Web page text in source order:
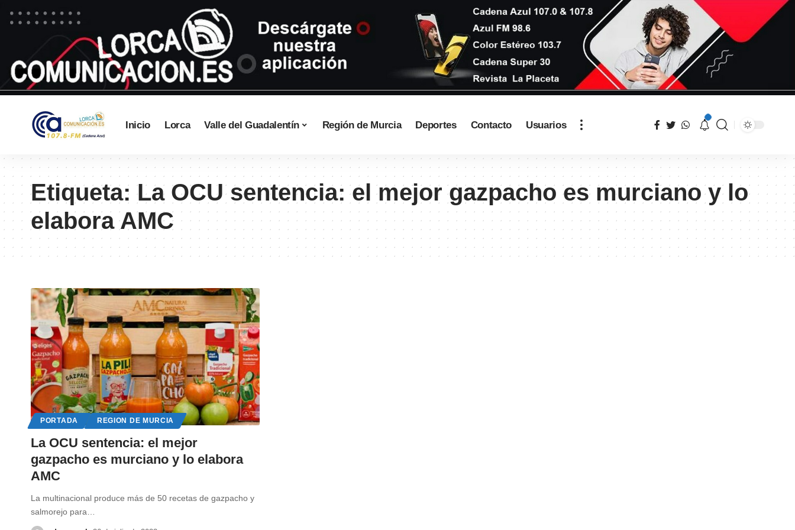
Inicio Lorca Valle del Guadalentín Región de Murcia Deportes Contacto Usuarios
Etiqueta:La OCU sentencia: el mejor gazpacho es murciano y lo
elabora AMC
PORTADA REGION DE MURCIA
La OCU sentencia: el mejor
gazpacho es murciano y lo elabora
AMC
La multinacional produce más de 50 recetas de gazpacho y
salmorejo para…